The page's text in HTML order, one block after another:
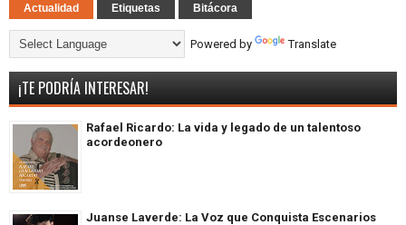
Actualidad Etiquetas Bitácora
Powered by Translate
¡TE PODRÍA INTERESAR!
Rafael Ricardo: La vida y legado de un talentoso
acordeonero
Juanse Laverde: La Voz que Conquista Escenarios